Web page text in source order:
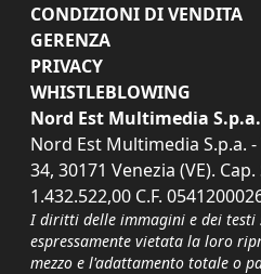
CONDIZIONI DI VENDITA
GERENZA
PRIVACY
WHISTLEBLOWING
Nord Est Multimedia S.p.a.
Nord Est Multimedia S.p.a.
34, 30171 Venezia (VE).
1.432.522,00 C.F.
I diritti delle immagini e dei testi
espressamente vietata la loro
mezzo e l'adattamento totale o